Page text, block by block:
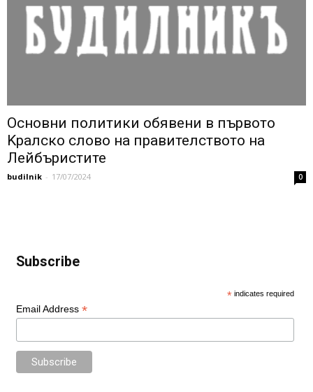
Основни политики обявени в първото
Kралско слово на правителството на
Лейбъристите
budilnik - 17/07/2024 0
Subscribe
* indicates required
Email Address *